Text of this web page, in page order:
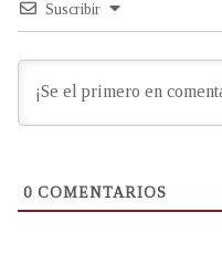
Suscribir
0 COMENTARIOS